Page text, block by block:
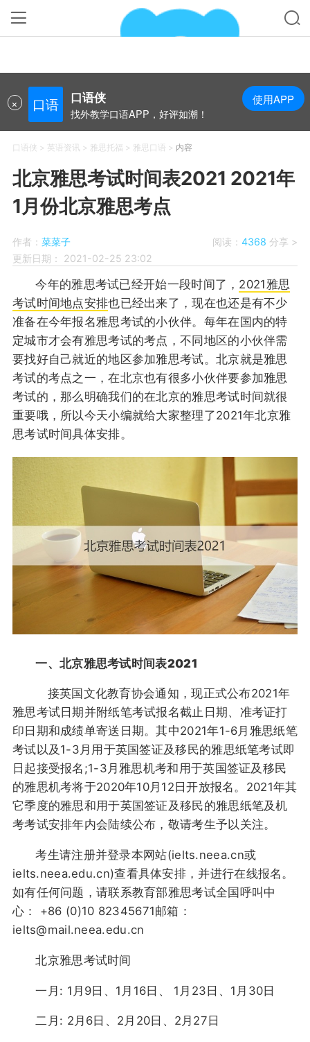
× 口语 口语侠
找外教学口语APP，好评如潮！
使用APP
口语侠 > 英语资讯 > 雅思托福 > 雅思口语 > 内容
北京雅思考试时间表2021 2021年
1月份北京雅思考点
作者： 菜菜子
更新日期： 2021-02-25 23:02
阅读：4368 分享 >
今年的雅思考试已经开始一段时间了， 2021雅思
考试时间地点安排也已经出来了，现在也还是有不少
准备在今年报名雅思考试的小伙伴。每年在国内的特
定城市才会有雅思考试的考点，不同地区的小伙伴需
要找好自己就近的地区参加雅思考试。北京就是雅思
考试的考点之一，在北京也有很多小伙伴要参加雅思
考试的，那么明确我们的在北京的雅思考试时间就很
重要哦，所以今天小编就给大家整理了2021年北京雅
思考试时间具体安排。
一、北京雅思考试时间表2021
接英国文化教育协会通知，现正式公布2021年
雅思考试日期并附纸笔考试报名截止日期、准考证打
印日期和成绩单寄送日期。其中2021年1-6月雅思纸笔
考试以及1-3月用于英国签证及移民的雅思纸笔考试即
日起接受报名;1-3月雅思机考和用于英国签证及移民
的雅思机考将于2020年10月12日开放报名。2021年其
它季度的雅思和用于英国签证及移民的雅思纸笔及机
考考试安排年内会陆续公布，敬请考生予以关注。
考生请注册并登录本网站(ielts.neea.cn或
ielts.neea.edu.cn)查看具体安排，并进行在线报名。
如有任何问题，请联系教育部雅思考试全国呼叫中
心： +86 (0)10 82345671邮箱：
ielts@mail.neea.edu.cn
北京雅思考试时间
一月: 1月9日、1月16日、 1月23日、1月30日
二月: 2月6日、2月20日、2月27日